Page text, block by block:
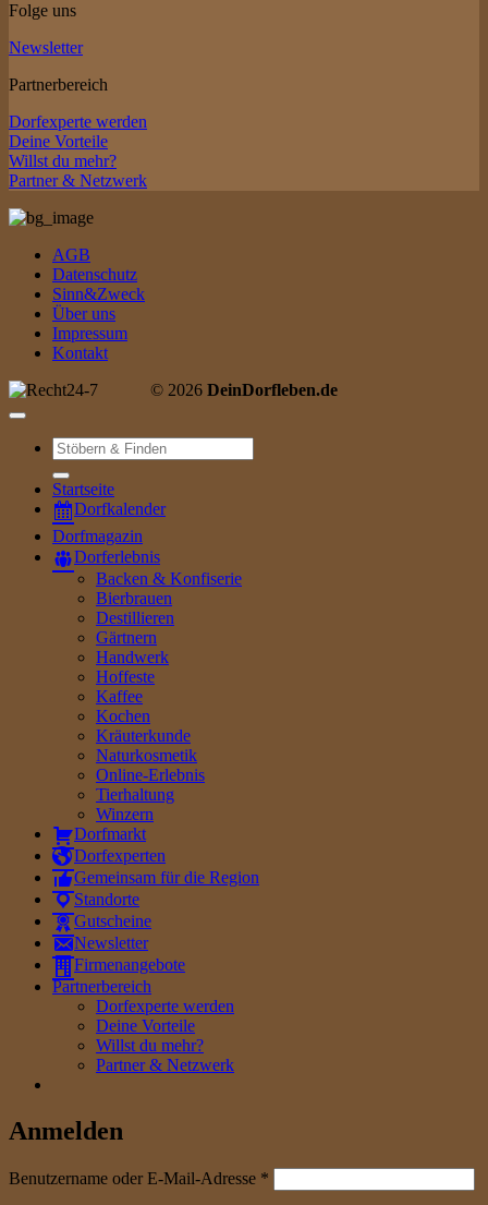
Folge uns
Newsletter
Partnerbereich
Dorfexperte werden
Deine Vorteile
Willst du mehr?
Partner & Netzwerk
AGB
Datenschutz
Sinn&Zweck
Über uns
Impressum
Kontakt
© 2026 DeinDorfleben.de
Suche
nach:
Startseite
Dorfkalender
Dorfmagazin
Dorferlebnis
Backen & Konfiserie
Bierbrauen
Destillieren
Gärtnern
Handwerk
Hoffeste
Kaffee
Kochen
Kräuterkunde
Naturkosmetik
Online-Erlebnis
Tierhaltung
Winzern
Dorfmarkt
Dorfexperten
Gemeinsam für die Region
Standorte
Gutscheine
Newsletter
Firmenangebote
Partnerbereich
Dorfexperte werden
Deine Vorteile
Willst du mehr?
Partner & Netzwerk
Anmelden
Benutzername oder E-Mail-Adresse *